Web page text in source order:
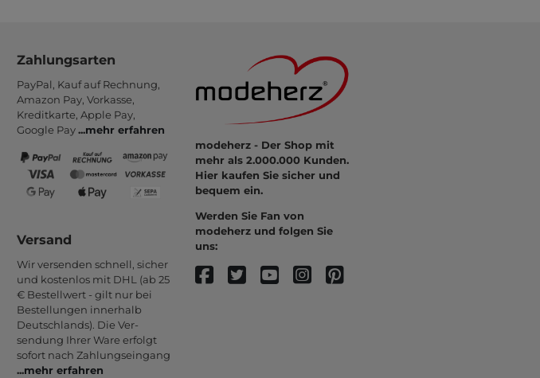
Zahlungsarten
PayPal, Kauf auf Rechnung,
Amazon Pay, Vor­kasse,
Kredit­karte, Apple Pay,
Google Pay...mehr erfahren
Versand
Wir versenden schnell, sicher
und kostenlos mit DHL (ab 25
€ Bestell­wert - gilt nur bei
Bestel­lungen inner­halb
Deutsch­lands). Die Ver­
sendung Ihrer Ware er­folgt
sofort nach Zahlungs­eingang
...mehr erfahren
modeherz - Der Shop mit
mehr als 2.000.000 Kunden.
Hier kaufen Sie sicher und
bequem ein.
Werden Sie Fan von
modeherz und folgen Sie
uns: